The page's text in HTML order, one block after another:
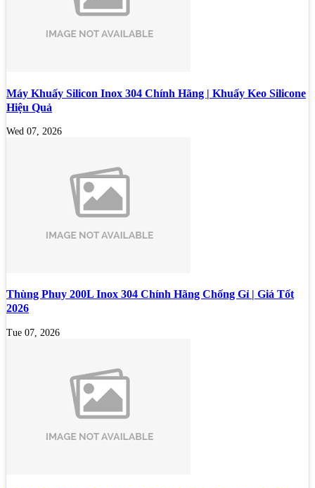
Máy Khuấy Silicon Inox 304 Chính Hãng | Khuấy Keo Silicone
Hiệu Quả
Wed 07, 2026
Thùng Phuy 200L Inox 304 Chính Hãng Chống Gỉ | Giá Tốt
2026
Tue 07, 2026